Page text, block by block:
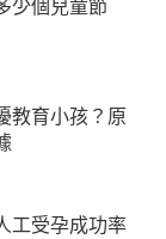
少個兒童節
教育小孩？原
工受孕成功率